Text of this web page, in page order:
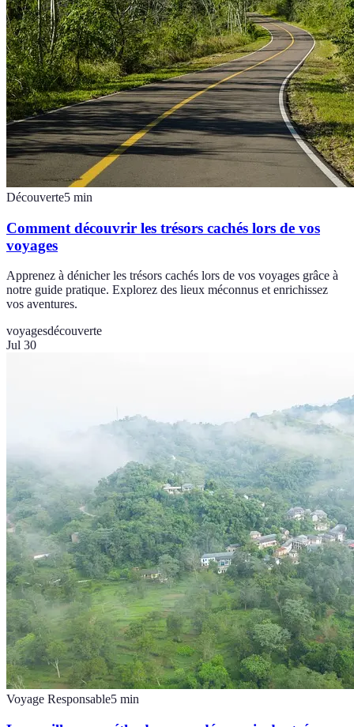
Découverte5 min
Comment découvrir les trésors cachés lors de vos
voyages
Apprenez à dénicher les trésors cachés lors de vos voyages grâce à
notre guide pratique. Explorez des lieux méconnus et enrichissez
vos aventures.
voyagesdécouverte
Jul 30
Voyage Responsable5 min